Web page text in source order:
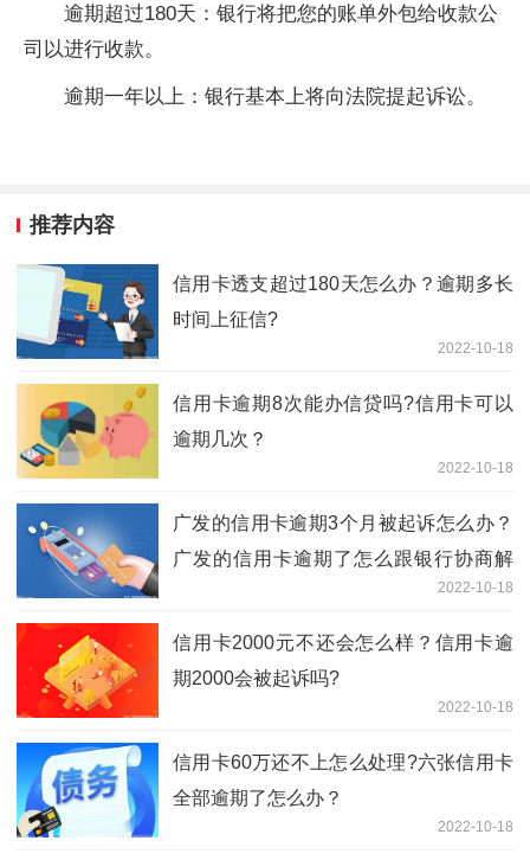
逾期超过180天：银行将把您的账单外包给收款公
司以进行收款。
逾期一年以上：银行基本上将向法院提起诉讼。
推荐内容
信用卡透支超过180天怎么办？逾期多长
时间上征信?
2022-10-18
信用卡逾期8次能办信贷吗?信用卡可以
逾期几次？
2022-10-18
广发的信用卡逾期3个月被起诉怎么办？
广发的信用卡逾期了怎么跟银行协商解
2022-10-18
信用卡2000元不还会怎么样？信用卡逾
期2000会被起诉吗?
2022-10-18
信用卡60万还不上怎么处理?六张信用卡
全部逾期了怎么办？
2022-10-18